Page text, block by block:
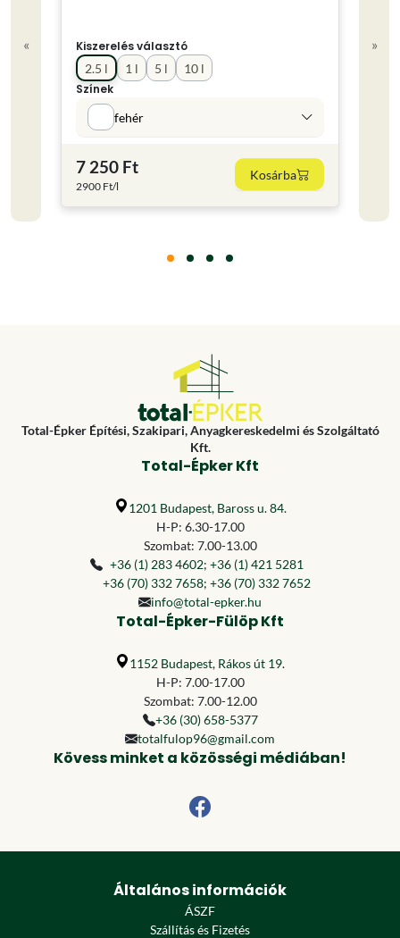
«
Kiszerelés választó
1 l
2.5 l 5 l
10 l
Színek
fehér
7 250 Ft
2900 Ft/l
Kosárba
»
Total-Épker Építési, Szakipari, Anyagkereskedelmi és Szolgáltató
Kft.
Total-Épker Kft
1201 Budapest, Baross u. 84.
H-P: 6.30-17.00
Szombat: 7.00-13.00
+36 (1) 283 4602; +36 (1) 421 5281
+36 (70) 332 7658; +36 (70) 332 7652
info@total-epker.hu
Total-Épker-Fülöp Kft
1152 Budapest, Rákos út 19.
H-P: 7.00-17.00
Szombat: 7.00-12.00
+36 (30) 658-5377
totalfulop96@gmail.com
Kövess minket a közösségi médiában!
Általános információk
ÁSZF
Szállítás és Fizetés